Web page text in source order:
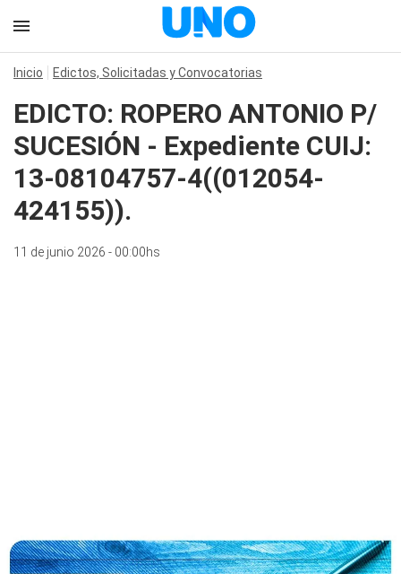
Inicio Edictos, Solicitadas y Convocatorias
EDICTO: ROPERO ANTONIO P/
SUCESIÓN - Expediente CUIJ:
13-08104757-4((012054-
424155)).
11 de junio 2026 - 00:00hs